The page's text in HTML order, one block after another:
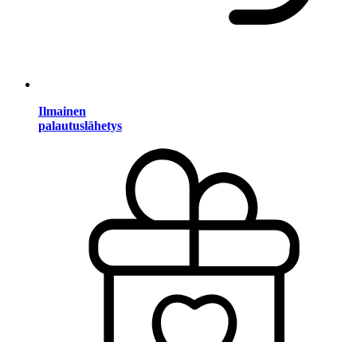
Ilmainen
palautuslähetys